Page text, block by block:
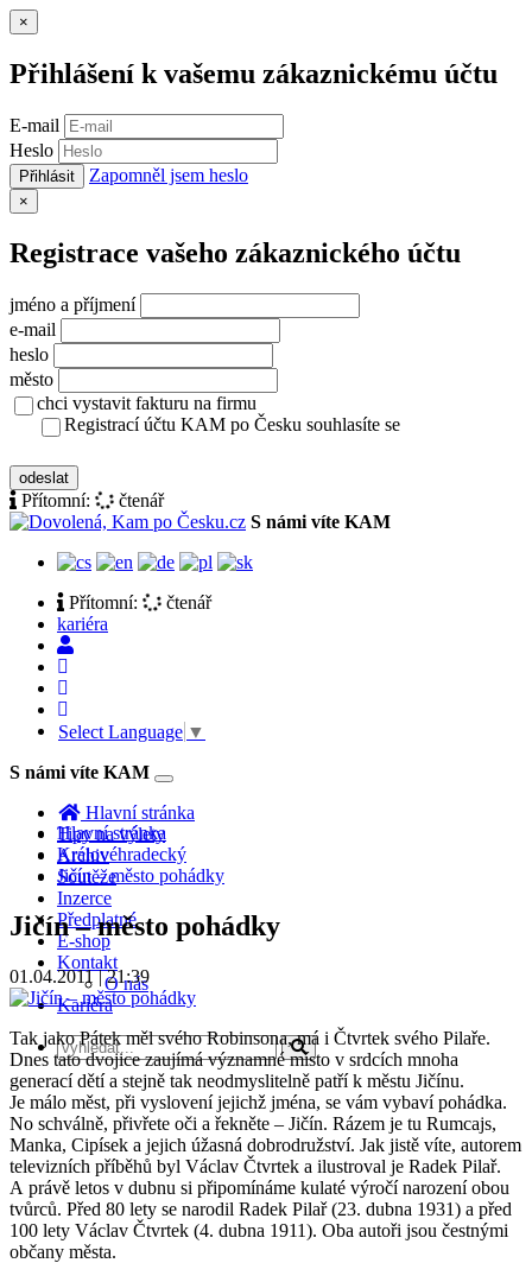
×
Přihlášení k vašemu zákaznickému účtu
E-mail
Heslo
Přihlásit Zapomněl jsem heslo
×
Registrace vašeho zákaznického účtu
jméno a příjmení
e-mail
heslo
město
chci vystavit fakturu na firmu
Registrací účtu KAM po Česku souhlasíte se
odeslat
Přítomní:
čtenář
S námi víte KAM
Přítomní:
čtenář
kariéra
Select Language ▼
S námi víte KAM
Toggle
navigation
Hlavní stránka
Tipy na výlety
Archiv
Soutěže
Inzerce
Předplatné
E-shop
Kontakt
O nás
Kariéra
Hlavní stránka
Královéhradecký
Jičín – město pohádky
Jičín – město pohádky
01.04.2011 | 21:39
Tak jako Pátek měl svého Robinsona, má i Čtvrtek svého Pilaře.
Dnes tato dvojice zaujímá významné místo v srdcích mnoha
generací dětí a stejně tak neodmyslitelně patří k městu Jičínu.
Je málo měst, při vyslovení jejichž jména, se vám vybaví pohádka.
No schválně, přivřete oči a řekněte – Jičín. Rázem je tu Rumcajs,
Manka, Cipísek a jejich úžasná dobrodružství. Jak jistě víte, autorem
televizních příběhů byl Václav Čtvrtek a ilustroval je Radek Pilař.
A právě letos v dubnu si připomínáme kulaté výročí narození obou
tvůrců. Před 80 lety se narodil Radek Pilař (23. dubna 1931) a před
100 lety Václav Čtvrtek (4. dubna 1911). Oba autoři jsou čestnými
občany města.